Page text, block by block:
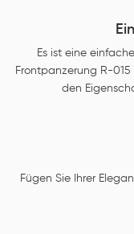
Es ist eine
Frontpanzerung R-
den
Fügen Sie Ihrer